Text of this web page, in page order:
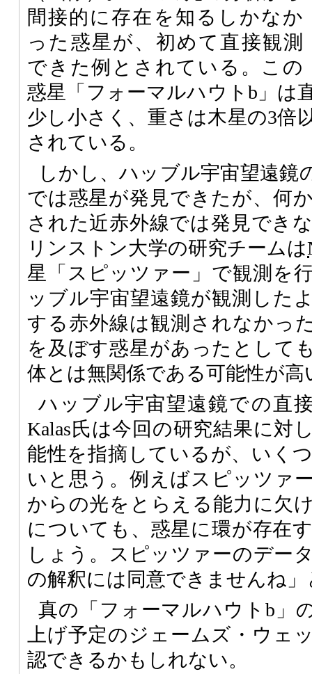
間接的に存在を知るしかなか
った惑星が、初めて直接観測
できた例とされている。この
惑星「フォーマルハウトb」は
少し小さく、重さは木星の3倍
されている。
しかし、ハッブル宇宙望遠鏡
では惑星が発見できたが、何
された近赤外線では発見でき
リンストン大学の研究チームは
星「スピッツァー」で観測を
ッブル宇宙望遠鏡が観測した
する赤外線は観測されなかっ
を及ぼす惑星があったとして
体とは無関係である可能性が高
ハッブル宇宙望遠鏡での直
Kalas氏は今回の研究結果に対
能性を指摘しているが、いく
いと思う。例えばスピッツァ
からの光をとらえる能力に欠
についても、惑星に環が存在
しょう。スピッツァーのデー
の解釈には同意できませんね
真の「フォーマルハウトb」
上げ予定のジェームズ・ウェ
認できるかもしれない。